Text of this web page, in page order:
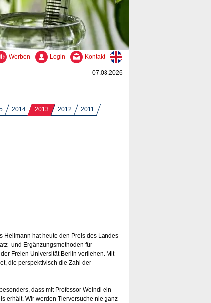
Werben Login Kontakt
07.08.2026
2014 2013 2012
2011
Heilmann hat heute den Preis des Landes
und Ergänzungsmethoden für
Freien Universität Berlin verliehen. Mit
die perspektivisch die Zahl der
dass mit Professor Weindl ein
erhält. Wir werden Tierversuche nie ganz